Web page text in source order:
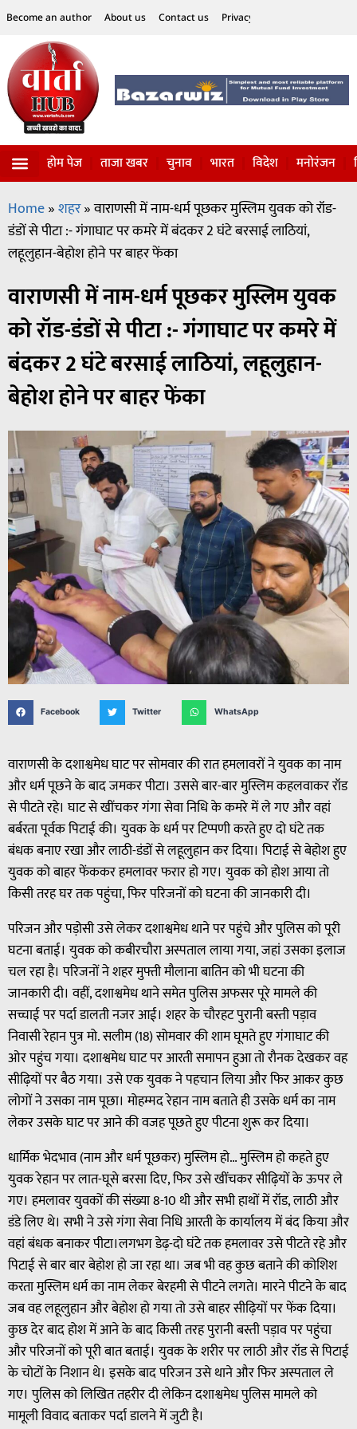
Become an author About us Contact us Privacy Policy
होम पेज ताजा खबर चुनाव भारत विदेश मनोरंजन
Home»शहर»वाराणसी में नाम-धर्म पूछकर मुस्लिम युवक को रॉड-
डंडों से पीटा :- गंगाघाट पर कमरे में बंदकर 2 घंटे बरसाई लाठियां,
लहूलुहान-बेहोश होने पर बाहर फेंका
वाराणसी में नाम-धर्म पूछकर मुस्लिम युवक
को रॉड-डंडों से पीटा :- गंगाघाट पर कमरे में
बंदकर 2 घंटे बरसाई लाठियां, लहूलुहान-
बेहोश होने पर बाहर फेंका
Facebook Twitter WhatsApp
वाराणसी के दशाश्वमेध घाट पर सोमवार की रात हमलावरों ने युवक का नाम
और धर्म पूछने के बाद जमकर पीटा। उससे बार-बार मुस्लिम कहलवाकर रॉड
से पीटते रहे। घाट से खींचकर गंगा सेवा निधि के कमरे में ले गए और वहां
बर्बरता पूर्वक पिटाई की। युवक के धर्म पर टिप्पणी करते हुए दो घंटे तक
बंधक बनाए रखा और लाठी-डंडों से लहूलुहान कर दिया। पिटाई से बेहोश हुए
युवक को बाहर फेंककर हमलावर फरार हो गए। युवक को होश आया तो
किसी तरह घर तक पहुंचा, फिर परिजनों को घटना की जानकारी दी।
परिजन और पड़ोसी उसे लेकर दशाश्वमेध थाने पर पहुंचे और पुलिस को पूरी
घटना बताई। युवक को कबीरचौरा अस्पताल लाया गया, जहां उसका इलाज
चल रहा है। परिजनों ने शहर मुफ्ती मौलाना बातिन को भी घटना की
जानकारी दी। वहीं, दशाश्वमेध थाने समेत पुलिस अफसर पूरे मामले की
सच्चाई पर पर्दा डालती नजर आई। शहर के चौरहट पुरानी बस्ती पड़ाव
निवासी रेहान पुत्र मो. सलीम (18) सोमवार की शाम घूमते हुए गंगाघाट की
ओर पहुंच गया। दशाश्वमेध घाट पर आरती समापन हुआ तो रौनक देखकर वह
सीढ़ियों पर बैठ गया। उसे एक युवक ने पहचान लिया और फिर आकर कुछ
लोगों ने उसका नाम पूछा। मोहम्मद रेहान नाम बताते ही उसके धर्म का नाम
लेकर उसके घाट पर आने की वजह पूछते हुए पीटना शुरू कर दिया।
धार्मिक भेदभाव (नाम और धर्म पूछकर) मुस्लिम हो… मुस्लिम हो कहते हुए
युवक रेहान पर लात-घूसे बरसा दिए, फिर उसे खींचकर सीढ़ियों के ऊपर ले
गए। हमलावर युवकों की संख्या 8-10 थी और सभी हाथों में रॉड, लाठी और
डंडे लिए थे। सभी ने उसे गंगा सेवा निधि आरती के कार्यालय में बंद किया और
वहां बंधक बनाकर पीटा।लगभग डेढ़-दो घंटे तक हमलावर उसे पीटते रहे और
पिटाई से बार बार बेहोश हो जा रहा था। जब भी वह कुछ बताने की कोशिश
करता मुस्लिम धर्म का नाम लेकर बेरहमी से पीटने लगते। मारने पीटने के बाद
जब वह लहूलुहान और बेहोश हो गया तो उसे बाहर सीढ़ियों पर फेंक दिया।
कुछ देर बाद होश में आने के बाद किसी तरह पुरानी बस्ती पड़ाव पर पहुंचा
और परिजनों को पूरी बात बताई। युवक के शरीर पर लाठी और रॉड से पिटाई
के चोटों के निशान थे। इसके बाद परिजन उसे थाने और फिर अस्पताल ले
गए। पुलिस को लिखित तहरीर दी लेकिन दशाश्वमेध पुलिस मामले को
मामूली विवाद बताकर पर्दा डालने में जुटी है।